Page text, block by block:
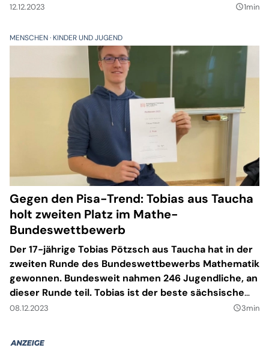
12.12.2023 query_builder1min
MENSCHEN KINDER UND JUGEND
Gegen den Pisa-Trend: Tobias aus Taucha
holt zweiten Platz im Mathe-
Bundeswettbewerb
Der 17-jährige Tobias Pötzsch aus Taucha hat in der
zweiten Runde des Bundeswettbewerbs Mathematik
gewonnen. Bundesweit nahmen 246 Jugendliche, an
dieser Runde teil. Tobias ist der beste sächsische
Teilnehmer; nur einmal wurde Silber für den
eine Schülerin in Dresden, Leipzig, Zschopau und
08.12.2023 query_builder3min